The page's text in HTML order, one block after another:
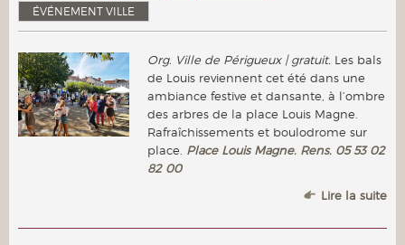
ÉVÉNEMENT VILLE
Org. Ville de Périgueux | gratuit. Les bals
de Louis reviennent cet été dans une
ambiance festive et dansante, à l’ombre
des arbres de la place Louis Magne.
Rafraîchissements et boulodrome sur
place. Place Louis Magne. Rens. 05 53 02
82 00
Lire la suite